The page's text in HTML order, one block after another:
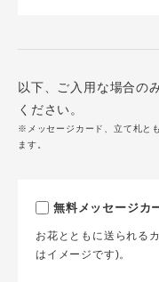
以下、ご入用な場合の
ください。
※メッセージカード、立て札と
ます。
無料メッセージカ
お花とともに送られる
はイメージです)。